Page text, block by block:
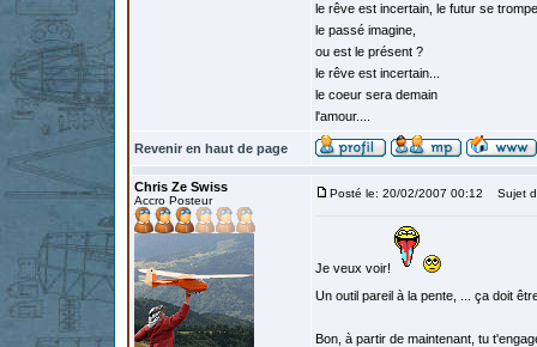
le rêve est incertain, le futur se trompe
le passé imagine,
ou est le présent ?
le rêve est incertain...
le coeur sera demain
l'amour....
Revenir en haut de page
Chris Ze Swiss
Accro Posteur
Posté le: 20/02/2007 00:12 Sujet
Je veux voir!
Un outil pareil à la pente, ... ça doit
Bon, à partir de maintenant, tu